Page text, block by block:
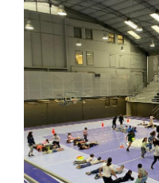
Formación Continua
Estudiantes
Académicos
Funcionarios
Alumni